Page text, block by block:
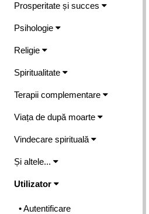
Prosperitate și succes
Psihologie
Religie
Spiritualitate
Terapii complementare
Viața de după moarte
Vindecare spirituală
Și altele...
Utilizator
• Autentificare